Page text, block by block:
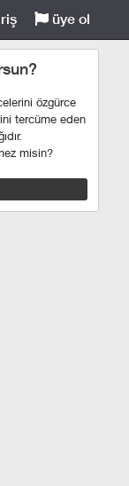
üye ol
özgürce
tercüme eden
misin?